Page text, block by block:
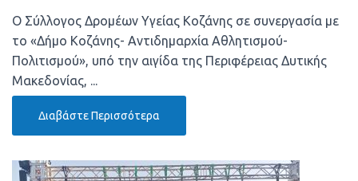
Ο Σύλλογος Δρομέων Υγείας Κοζάνης σε συνεργασία με
το «Δήμο Κοζάνης- Αντιδημαρχία Αθλητισμού-
Πολιτισμού», υπό την αιγίδα της Περιφέρειας Δυτικής
Μακεδονίας, ...
Διαβάστε Περισσότερα